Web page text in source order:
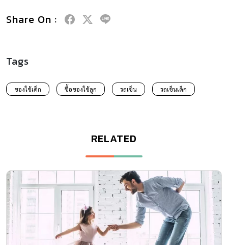
Share On :
Tags
ของใช้เด็ก ซื้อของใช้ลูก รถเข็น รถเข็นเด็ก
RELATED